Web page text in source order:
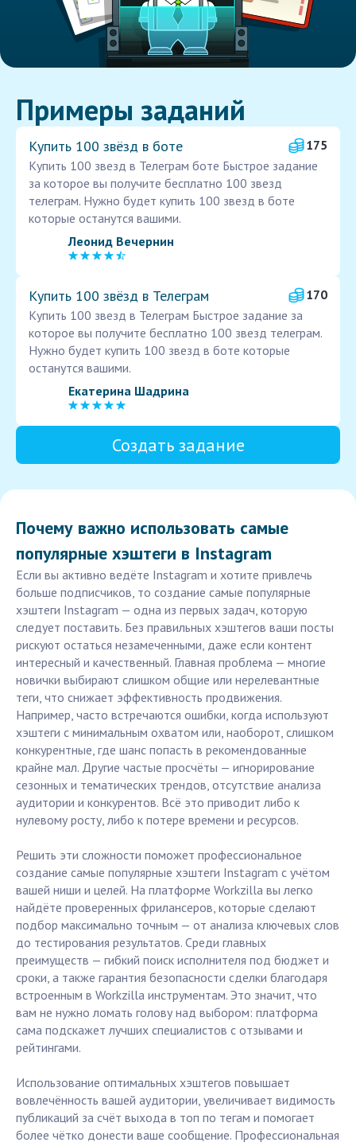
Примеры заданий
Купить 100 звёзд в боте
175
Купить 100 звезд в Телеграм боте Быстрое задание
за которое вы получите бесплатно 100 звезд
телеграм. Нужно будет купить 100 звезд в боте
которые останутся вашими.
Леонид Вечернин
Купить 100 звёзд в Телеграм
170
Купить 100 звезд в Телеграм Быстрое задание за
которое вы получите бесплатно 100 звезд телеграм.
Нужно будет купить 100 звезд в боте которые
останутся вашими.
Екатерина Шадрина
Создать задание
Почему важно использовать самые
популярные хэштеги в Instagram
Если вы активно ведёте Instagram и хотите привлечь
больше подписчиков, то создание самые популярные
хэштеги Instagram — одна из первых задач, которую
следует поставить. Без правильных хэштегов ваши посты
рискуют остаться незамеченными, даже если контент
интересный и качественный. Главная проблема — многие
новички выбирают слишком общие или нерелевантные
теги, что снижает эффективность продвижения.
Например, часто встречаются ошибки, когда используют
хэштеги с минимальным охватом или, наоборот, слишком
конкурентные, где шанс попасть в рекомендованные
крайне мал. Другие частые просчёты — игнорирование
сезонных и тематических трендов, отсутствие анализа
аудитории и конкурентов. Всё это приводит либо к
нулевому росту, либо к потере времени и ресурсов.
Решить эти сложности поможет профессиональное
создание самые популярные хэштеги Instagram с учётом
вашей ниши и целей. На платформе Workzilla вы легко
найдёте проверенных фрилансеров, которые сделают
подбор максимально точным — от анализа ключевых слов
до тестирования результатов. Среди главных
преимуществ — гибкий поиск исполнителя под бюджет и
сроки, а также гарантия безопасности сделки благодаря
встроенным в Workzilla инструментам. Это значит, что
вам не нужно ломать голову над выбором: платформа
сама подскажет лучших специалистов с отзывами и
рейтингами.
Использование оптимальных хэштегов повышает
вовлечённость вашей аудитории, увеличивает видимость
публикаций за счёт выхода в топ по тегам и помогает
более чётко донести ваше сообщение. Профессиональная